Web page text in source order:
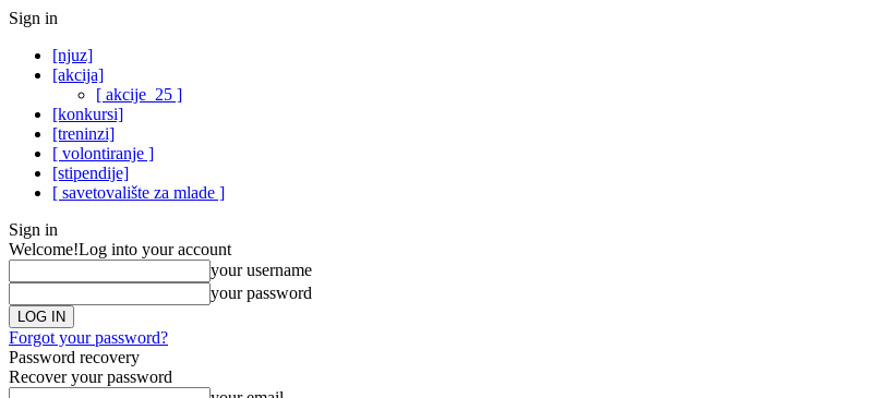
Sign in
[njuz]
[akcija]
[ akcije_25 ]
[konkursi]
[treninzi]
[ volontiranje ]
[stipendije]
[ savetovalište za mlade ]
Sign in
Welcome!Log into your account
your username
your password
Forgot your password?
Password recovery
Recover your password